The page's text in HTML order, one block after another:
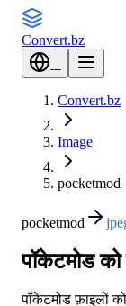
Convert.bz
---
Convert.bz
Image
pocketmod
pocketmod
पॉकेटमोड
पॉकेटमोड फ़ाइलों